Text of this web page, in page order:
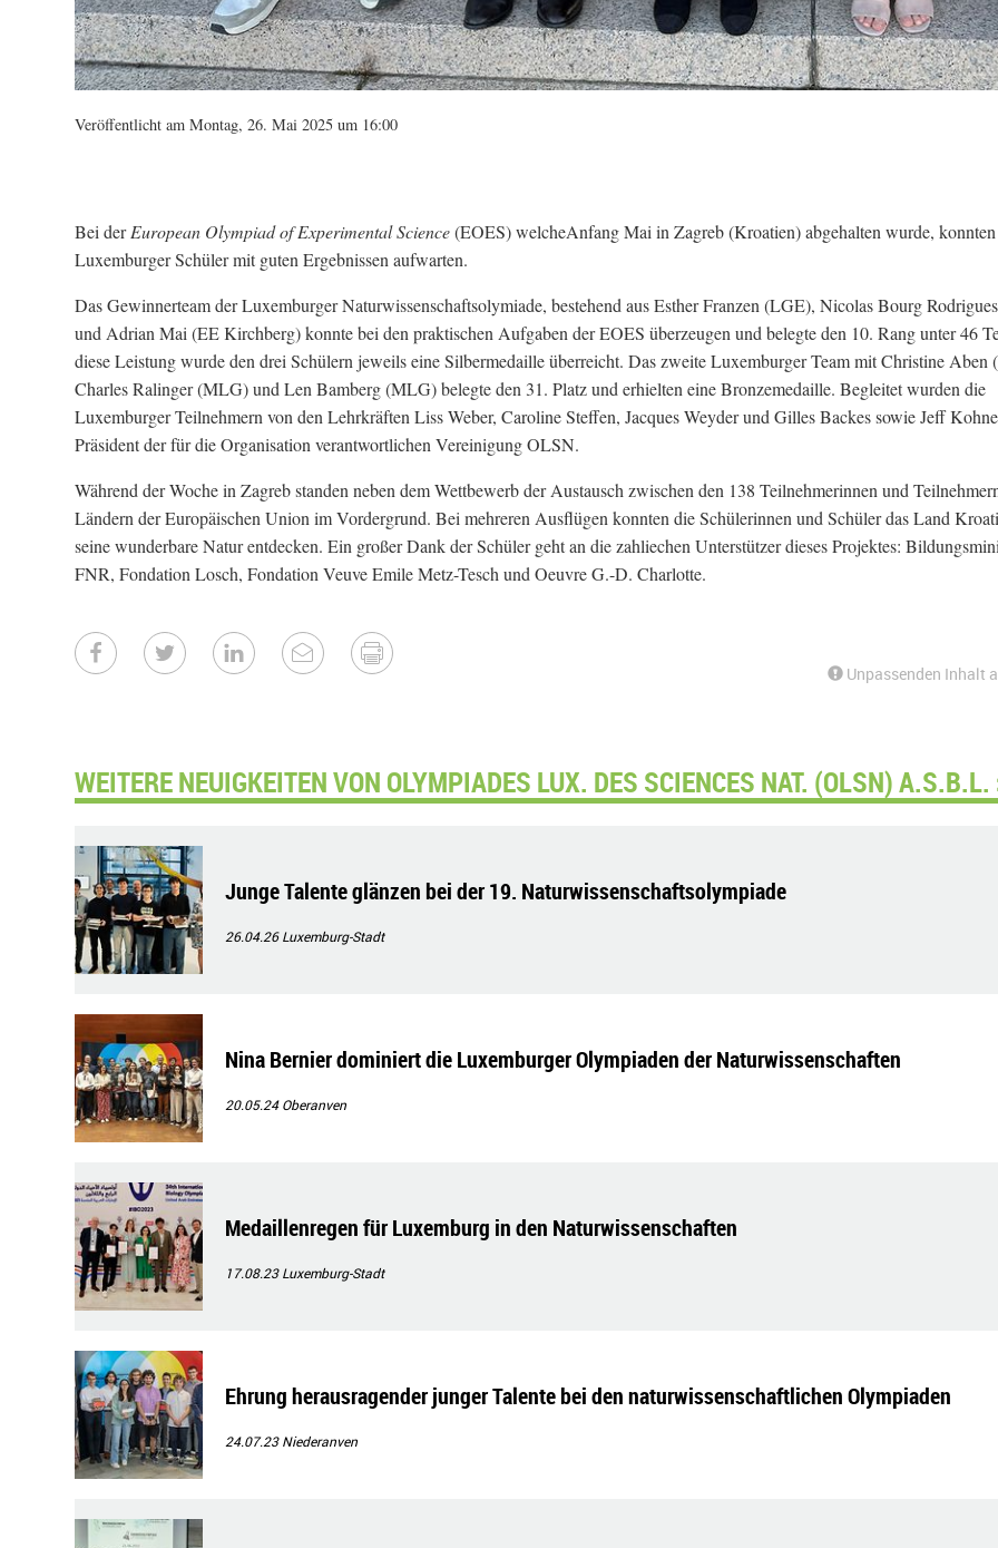
Veröffentlicht am Montag, 26. Mai 2025 um 16:00
Bei derEuropean Olympiad of Experimental Science(EOES) welcheAnfang Mai in Zagreb (Kroatien) abgehalten wurde,
Luxemburger Schüler mit guten Ergebnissen aufwarten.
Das Gewinnerteam der Luxemburger Naturwissenschaftsolymiade, bestehend aus Esther Franzen (LGE), Nicolas Bourg
und Adrian Mai (EE Kirchberg) konnte bei den praktischen Aufgaben der EOES überzeugen und belegte den 10. Rang unter 46
diese Leistung wurde den drei Schülern jeweils eine Silbermedaille überreicht. Das zweite Luxemburger Team mit Christine Aben
Charles Ralinger (MLG) und Len Bamberg (MLG) belegte den 31. Platz und erhielten eine Bronzemedaille. Begleitet wurden die
Luxemburger Teilnehmern von den Lehrkräften Liss Weber, Caroline Steffen, Jacques Weyder und Gilles Backes sowie Jeff
Präsident der für die Organisation verantwortlichen Vereinigung OLSN.
Während der Woche in Zagreb standen neben dem Wettbewerb der Austausch zwischen den 138 Teilnehmerinnen und
Ländern der Europäischen Union im Vordergrund. Bei mehreren Ausflügen konnten die Schülerinnen und Schüler das Land
seine wunderbare Natur entdecken. Ein großer Dank der Schüler geht an die zahliechen Unterstützer dieses Projektes:
FNR, Fondation Losch, Fondation Veuve Emile Metz-Tesch und Oeuvre G.-D. Charlotte.
Unpassenden Inhalt
WEITERE NEUIGKEITEN VON OLYMPIADES LUX. DES SCIENCES NAT. (OLSN) A.S.B.L.
Junge Talente glänzen bei der 19. Naturwissenschaftsolympiade
26.04.26Luxemburg-Stadt
Nina Bernier dominiert die Luxemburger Olympiaden der Naturwissenschaften
20.05.24Oberanven
Medaillenregen für Luxemburg in den Naturwissenschaften
17.08.23Luxemburg-Stadt
Ehrung herausragender junger Talente bei den naturwissenschaftlichen Olympiaden
24.07.23Niederanven